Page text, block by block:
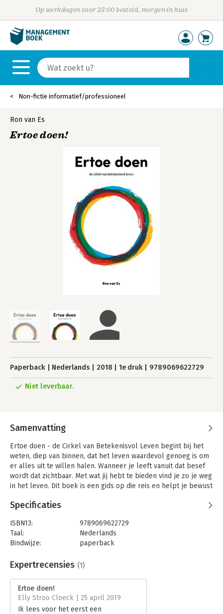
Op werkdagen voor 23:00 besteld, morgen in huis
Non-fictie informatief/professioneel
Ron van Es
Ertoe doen!
Paperback Nederlands 2018 1e druk 9789069622729
Niet leverbaar.
Samenvatting
Ertoe doen - de Cirkel van Betekenisvol Leven begint bij het
weten, diep van binnen, dat het leven waardevol genoeg is om
er alles uit te willen halen. Wanneer je leeft vanuit dat besef
wordt dat zichtbaar. Met wat jij hebt te bieden vind je zo je weg
in het leven. Dit boek is een gids op die reis en helpt je bewust
hebben op jou en je omgeving. Het inspireert tot een leven
Specificaties
ISBN13:
9789069622729
Taal:
Nederlands
Bindwijze:
paperback
Uitgever:
Stichting Maatschappij en Onderneming
Verschijningsdatum:
Hoofdrubriek: Non-fictie informatief/professioneel
Expertrecensies (1)
Ertoe doen!
Elly Stroo Cloeck | 25 april 2019
Ik lees voor het eerst een